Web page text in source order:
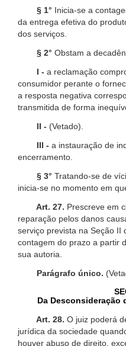
§ 1° Inicia-se a
da entrega efetiva do
dos serviços.
§ 2° Obstam a
I - a reclamação
consumidor perante o
a resposta negativa
transmitida de forma
II - (Vetado).
III - a instauração de
encerramento.
§ 3° Tratando-se de
inicia-se no momento em
Art. 27. Prescreve em
reparação pelos danos
serviço prevista na Seção II
contagem do prazo a partir
sua autoria.
Parágrafo único.
Da Desconsideração
Art. 28. O juiz poderá
jurídica da sociedade
houver abuso de direito,